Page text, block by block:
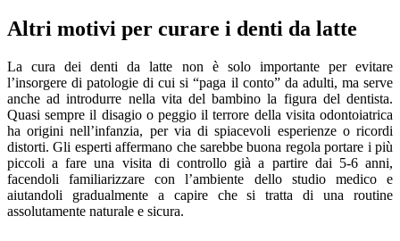
Altri motivi per curare i denti da latte
La cura dei denti da latte non è solo importante per evitare
l’insorgere di patologie di cui si “paga il conto” da adulti, ma serve
anche ad introdurre nella vita del bambino la figura del dentista.
Quasi sempre il disagio o peggio il terrore della visita odontoiatrica
ha origini nell’infanzia, per via di spiacevoli esperienze o ricordi
distorti. Gli esperti affermano che sarebbe buona regola portare i più
piccoli a fare una visita di controllo già a partire dai 5-6 anni,
facendoli familiarizzare con l’ambiente dello studio medico e
aiutandoli gradualmente a capire che si tratta di una routine
assolutamente naturale e sicura.